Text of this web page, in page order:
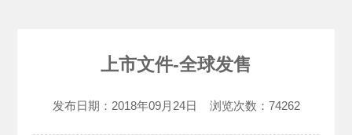
上市文件-全球发售
发布日期： 2018年09月24日 浏览次数： 74262